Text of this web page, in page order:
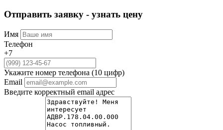
Отправить заявку - узнать цену
Имя
Телефон
+7
Укажите номер телефона (10 цифр)
Email
Введите корректный email адрес